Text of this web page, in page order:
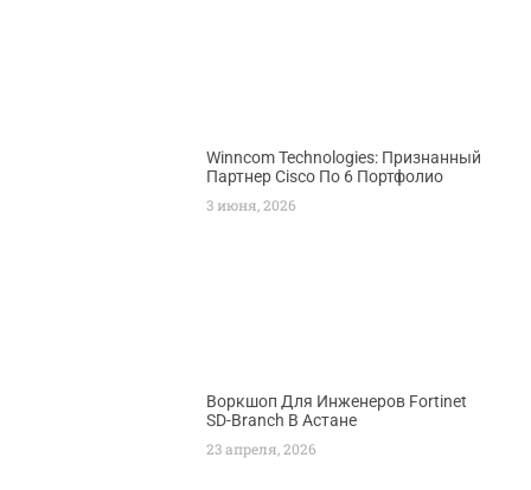
Winncom Technologies: Признанный
Партнер Cisco По 6 Портфолио
3 июня, 2026
Воркшоп Для Инженеров Fortinet
SD-Branch В Астане
23 апреля, 2026